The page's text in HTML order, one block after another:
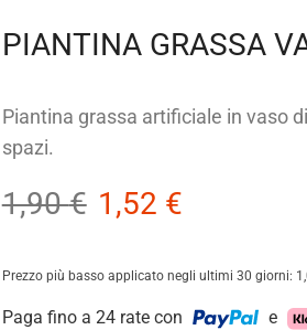
PIANTINA GRASSA
Piantina grassa artificiale in vaso
spazi.
1,90€ 1,52 €
Prezzo più basso applicato negli ultimi 30 giorni:
Paga fino a 24 rate con e